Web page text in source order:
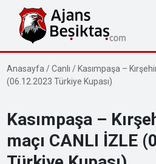
Anasayfa /Canlı / Kasımpaşa –
(06.12.2023 Türkiye Kupası)
Kasımpaşa –
maçı CANLI İZLE